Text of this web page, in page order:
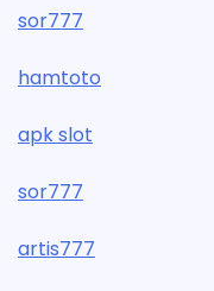
sor777
hamtoto
apk slot
sor777
artis777